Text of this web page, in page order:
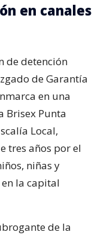
en canales
de detención
de Garantía
en una
Brisex Punta
Local,
tres años por el
niñas y
la capital
de la